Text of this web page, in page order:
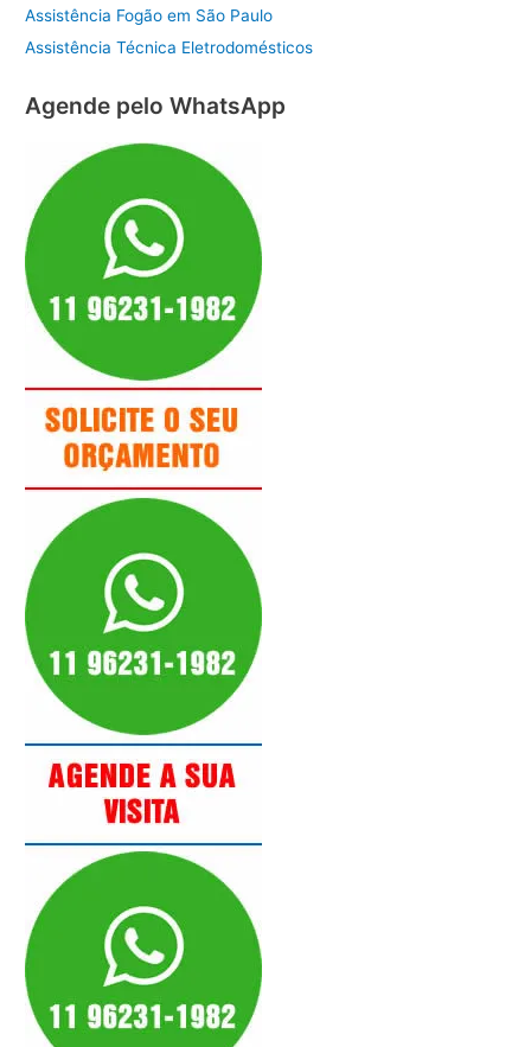
Assistência Fogão em São Paulo
Assistência Técnica Eletrodomésticos
Agende pelo WhatsApp